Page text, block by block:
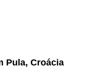
Pula, Croácia
País
por País
país